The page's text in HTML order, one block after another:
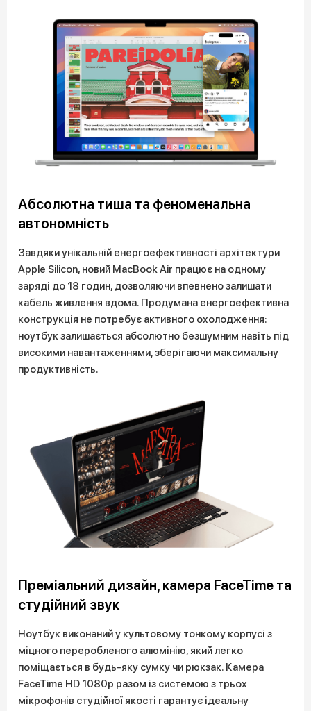
Абсолютна тиша та феноменальна
автономність
Завдяки унікальній енергоефективності архітектури
Apple Silicon, новий MacBook Air працює на одному
заряді до 18 годин, дозволяючи впевнено залишати
кабель живлення вдома. Продумана енергоефективна
конструкція не потребує активного охолодження:
ноутбук залишається абсолютно безшумним навіть під
високими навантаженнями, зберігаючи максимальну
продуктивність.
Преміальний дизайн, камера FaceTime та
студійний звук
Ноутбук виконаний у культовому тонкому корпусі з
міцного переробленого алюмінію, який легко
поміщається в будь-яку сумку чи рюкзак. Камера
FaceTime HD 1080p разом із системою з трьох
мікрофонів студійної якості гарантує ідеальну